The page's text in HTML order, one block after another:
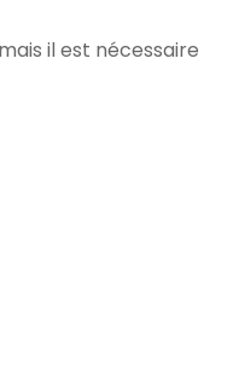
il est nécessaire